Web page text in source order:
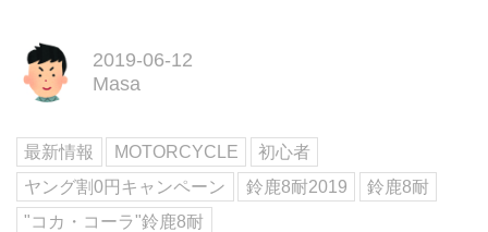
42回大会。実は鈴鹿サーキット敷
地内でキャンプもできるってご存
じですか？4/26から予約申込がス
タートするので、早速チェックし
2019-06-12
Masa
最新情報 MOTORCYCLE
初心者
ヤング割0円キャンペーン
鈴鹿8耐2019
鈴鹿8耐
"コカ・コーラ"鈴鹿8耐